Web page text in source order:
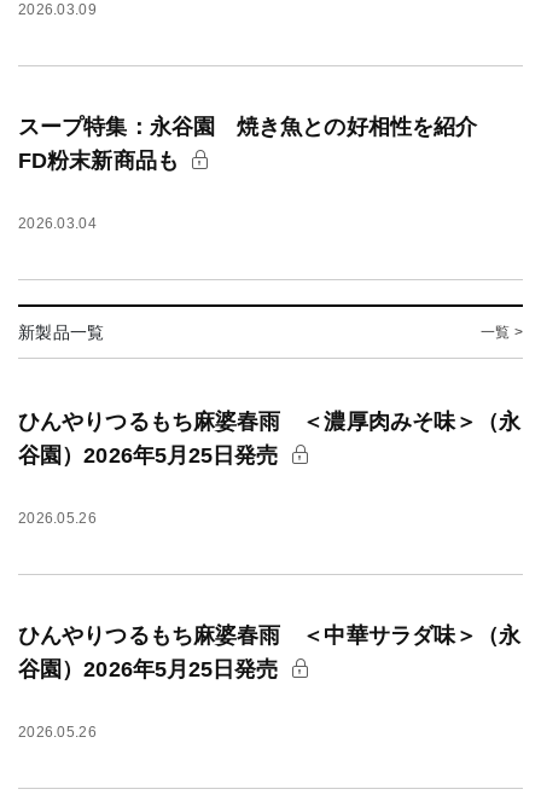
2026.03.09
スープ特集：永谷園 焼き魚との好相性を紹介
FD粉末新商品も
2026.03.04
新製品一覧 一覧 >
ひんやりつるもち麻婆春雨 ＜濃厚肉みそ味＞（永
谷園）2026年5月25日発売
2026.05.26
ひんやりつるもち麻婆春雨 ＜中華サラダ味＞（永
谷園）2026年5月25日発売
2026.05.26